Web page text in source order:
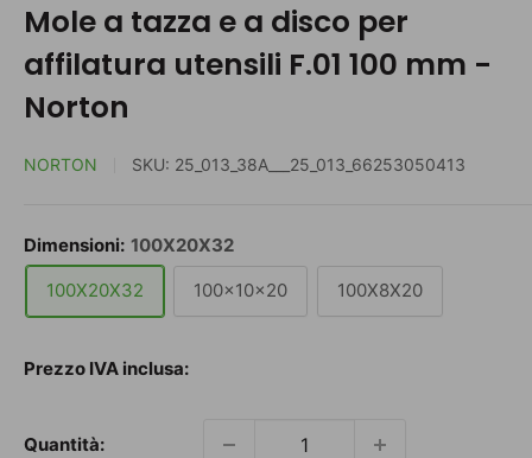
Mole a tazza e a disco per
affilatura utensili F.01 100 mm -
Norton
NORTON SKU: 25_013_38A___25_013_66253050413
Dimensioni: 100X20X32
100X20X32
100x10x20 100X8X20
Prezzo IVA inclusa:
Quantità: